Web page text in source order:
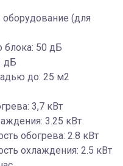
(для
50 дБ
дБ
до: 25 м2
3,7 кВт
3.25 кВт
обогрева: 2.8 кВт
охлаждения: 2.5 кВт